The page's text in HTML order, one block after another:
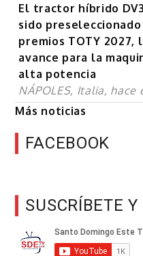
El tractor híbrido
sido
premios TOTY 2027,
avance para la
alta potencia
NÁPOLES, Italia, hace
Más noticias
FACEBOOK
SUSCRÍBETE